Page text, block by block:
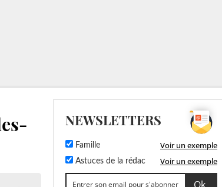
NEWSLETTERS
Famille Voir un exemple
Astuces de la rédac Voir un exemple